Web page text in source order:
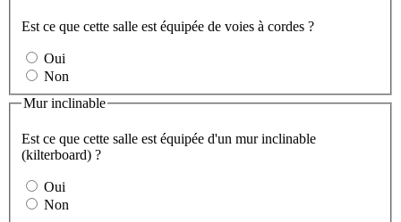
Est ce que cette salle est équipée de voies à cordes ?
Oui
Non
Mur inclinable
Est ce que cette salle est équipée d'un mur inclinable
(kilterboard) ?
Oui
Non